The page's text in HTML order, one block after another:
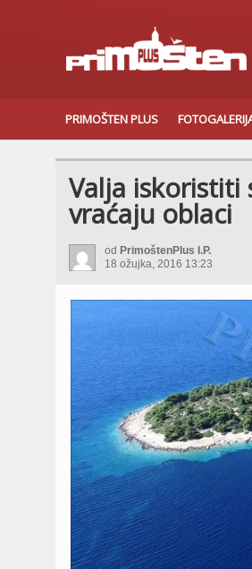
PRIMOŠTEN PLUS
Valja iskoristiti
vraćaju oblaci
od PrimoštenPlus I.P.
18 ožujka, 2016 13:23